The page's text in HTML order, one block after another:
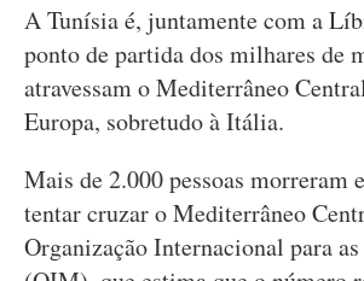
A Tunísia é, juntamente com a
ponto de partida dos milhares de
atravessam o Mediterrâneo
Europa, sobretudo à Itália.
Mais de 2.000 pessoas morreram
tentar cruzar o Mediterrâneo
Organização Internacional para